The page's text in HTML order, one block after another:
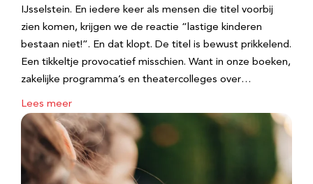
IJsselstein. En iedere keer als mensen die titel voorbij
zien komen, krijgen we de reactie “lastige kinderen
bestaan niet!”. En dat klopt. De titel is bewust prikkelend.
Een tikkeltje provocatief misschien. Want in onze boeken,
zakelijke programma’s en theatercolleges over…
Lees meer